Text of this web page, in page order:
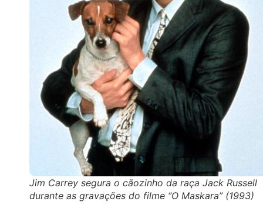
Jim Carrey segura o cãozinho da raça Jack Russell
durante as gravações do filme “O Maskara” (1993)